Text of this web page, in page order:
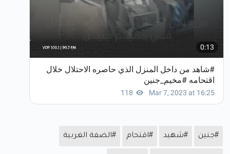
#جنين #شهيد #اقتحام #الضفة الغربية